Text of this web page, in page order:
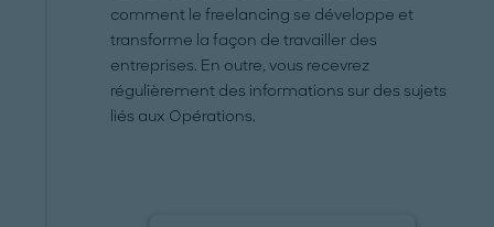
comment le freelancing se développe et
transforme la façon de travailler des
entreprises. En outre, vous recevrez
régulièrement des informations sur des sujets
liés aux Opérations.